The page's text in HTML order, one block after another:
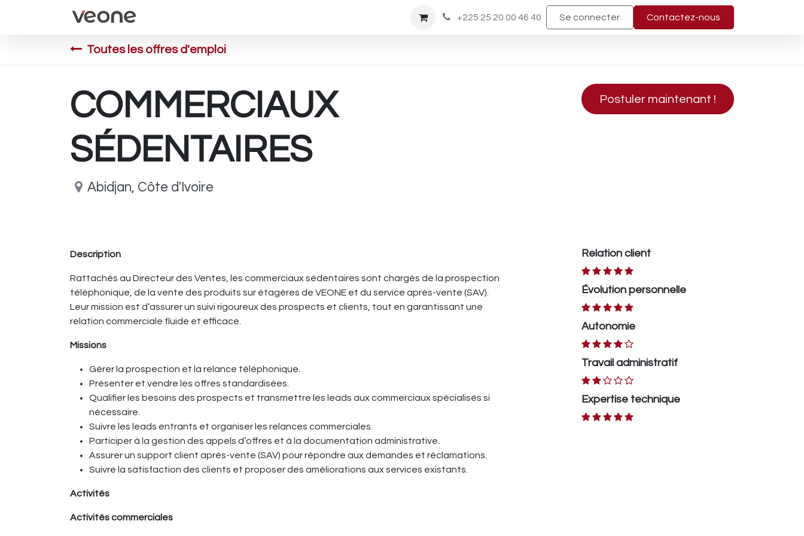
Boutique +225 25 20 00 46 40 Se connecter Contactez-nous
Toutes les offres d'emploi
Postuler maintenant !
COMMERCIAUX
SÉDENTAIRES
Abidjan, Côte d'Ivoire
Description
Rattachés au Directeur des Ventes, les commerciaux sédentaires sont chargés de la prospection
téléphonique, de la vente des produits sur étagères de VEONE et du service après-vente (SAV).
Leur mission est d’assurer un suivi rigoureux des prospects et clients, tout en garantissant une
relation commerciale fluide et efficace.
Missions
Gérer la prospection et la relance téléphonique.
Présenter et vendre les offres standardisées.
Qualifier les besoins des prospects et transmettre les leads aux commerciaux spécialisés si
nécessaire.
Suivre les leads entrants et organiser les relances commerciales.
Participer à la gestion des appels d’offres et à la documentation administrative.
Assurer un support client après-vente (SAV) pour répondre aux demandes et réclamations.
Suivre la satisfaction des clients et proposer des améliorations aux services existants.
Activités
Activités commerciales
Relation client
Évolution personnelle
Autonomie
Travail administratif
Expertise technique